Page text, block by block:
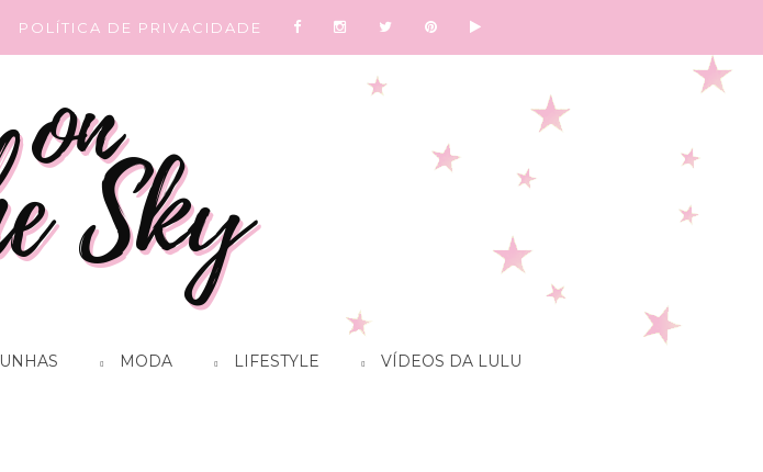
POLÍTICA DE PRIVACIDADE
UNHAS MODA LIFESTYLE VÍDEOS DA LULU